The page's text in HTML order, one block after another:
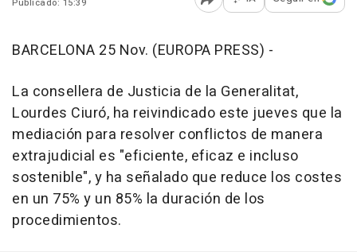
Publicado: 15:39
Abrir opciones para
BARCELONA 25 Nov. (EUROPA PRESS) -
La consellera de Justicia de la Generalitat,
Lourdes Ciuró, ha reivindicado este jueves que la
mediación para resolver conflictos de manera
extrajudicial es "eficiente, eficaz e incluso
sostenible", y ha señalado que reduce los costes
en un 75% y un 85% la duración de los
procedimientos.